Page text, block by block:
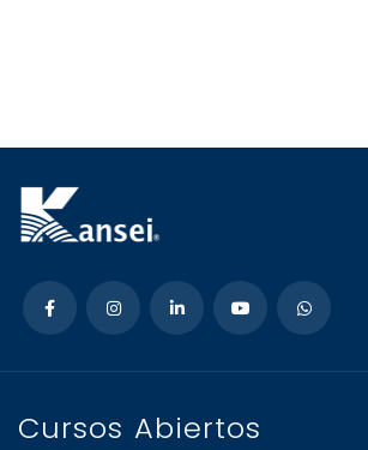
Cursos Abiertos